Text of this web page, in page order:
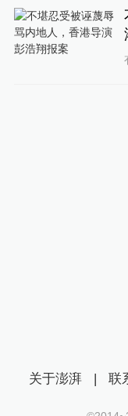
关于澎湃 | 联